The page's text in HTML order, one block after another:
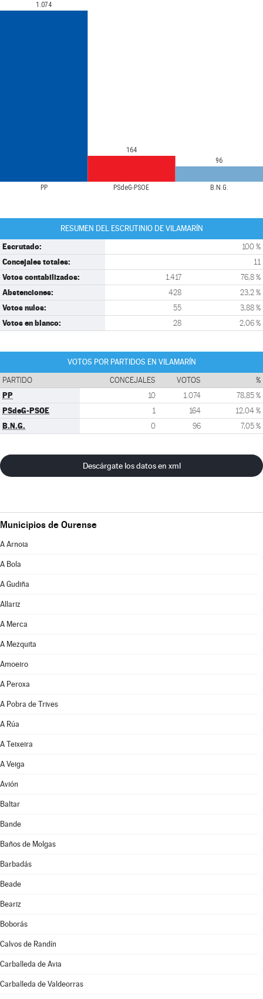
PP PSdeG-PSOE B.N.G.
1.074
164
96
RESUMEN DEL ESCRUTINIO DE VILAMARÍN
Escrutado: 100 %
Concejales totales: 11
Votos contabilizados: 1.417 76,8 %
Abstenciones: 428 23,2 %
Votos nulos: 55 3,88 %
Votos en blanco: 28 2,06 %
VOTOS POR PARTIDOS EN VILAMARÍN
PARTIDO CONCEJALES VOTOS %
PP 10 1.074 78,85 %
PSdeG-PSOE 1 164 12,04 %
B.N.G. 0 96 7,05 %
Descárgate los datos en xml
Municipios de Ourense
A Arnoia
A Bola
A Gudiña
Allariz
A Merca
A Mezquita
Amoeiro
A Peroxa
A Pobra de Trives
A Rúa
A Teixeira
A Veiga
Avión
Baltar
Bande
Baños de Molgas
Barbadás
Beade
Beariz
Boborás
Calvos de Randín
Carballeda de Avia
Carballeda de Valdeorras